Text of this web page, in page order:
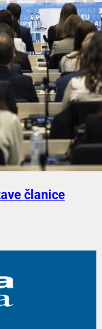
članice